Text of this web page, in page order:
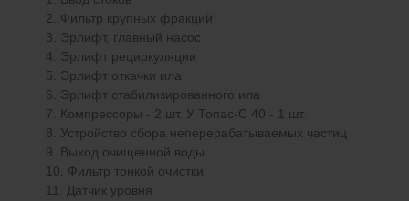
Фильтр крупных фракций
Эрлифт, главный насос
Эрлифт рециркуляции
Эрлифт откачки ила
Эрлифт стабилизированного ила
Компрессоры - 2 шт. У Топас-С 40 - 1 шт.
Устройство сбора неперерабатываемых частиц
Выход очищенной воды
Фильтр тонкой очистки
Датчик уровня